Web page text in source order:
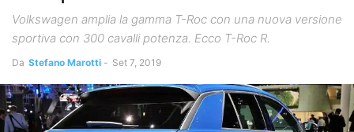
Volkswagen amplia la gamma T-Roc con una nuova versione
sportiva con 300 cavalli potenza. Ecco T-Roc R.
Da Stefano Marotti - Set 7, 2019